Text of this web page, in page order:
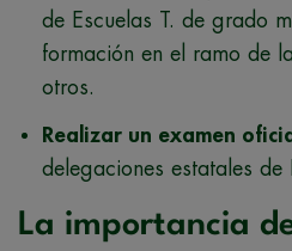
de Escuelas T. de grado
formación en el ramo de
otros.
Realizar un examen
delegaciones estatales de
La importancia